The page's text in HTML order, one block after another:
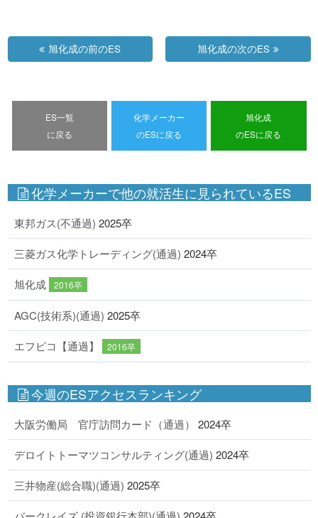
旭化成の前のES 旭化成の次のES
ES一覧
に戻る
化学メーカー
のESに戻る
旭化成
のESに戻る
化学メーカーで他の就活生に見られているES
東邦ガス(不通過) 2025卒
三菱ガス化学トレーディング(通過) 2024卒
旭化成 2016卒
AGC(技術系)(通過) 2025卒
エフピコ【通過】 2016卒
今週のESアクセスランキング
大阪労働局 官庁訪問カード（通過） 2024卒
デロイトトーマツコンサルティング(通過) 2024卒
三井物産(総合職)(通過) 2025卒